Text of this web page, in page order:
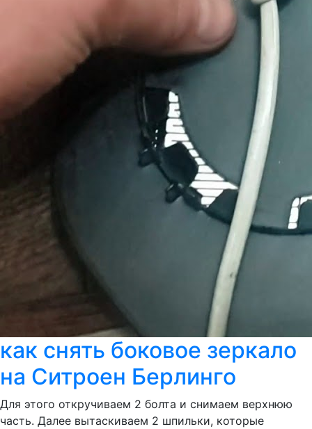
как снять боковое зеркало
на Ситроен Берлинго
Для этого откручиваем 2 болта и снимаем верхнюю
часть. Далее вытаскиваем 2 шпильки, которые